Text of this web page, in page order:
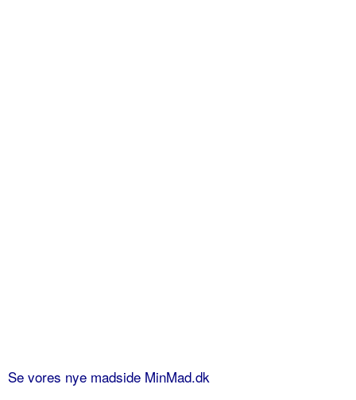
Se vores nye madside MinMad.dk